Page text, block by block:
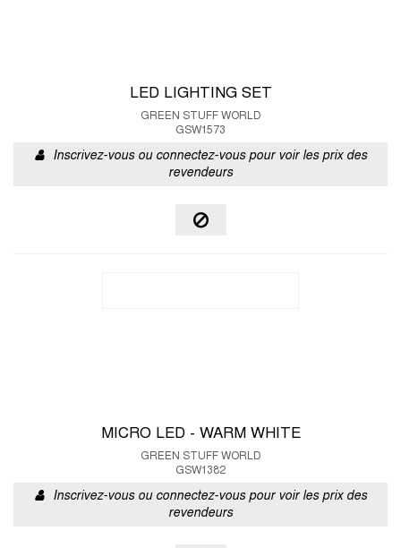
LED LIGHTING SET
GREEN STUFF WORLD
GSW1573
Inscrivez-vous ou connectez-vous pour voir les prix des
revendeurs
MICRO LED - WARM WHITE
GREEN STUFF WORLD
GSW1382
Inscrivez-vous ou connectez-vous pour voir les prix des
revendeurs